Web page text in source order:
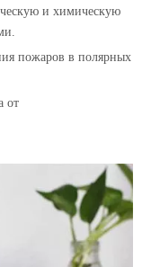
и химическую
пожаров в полярных
от